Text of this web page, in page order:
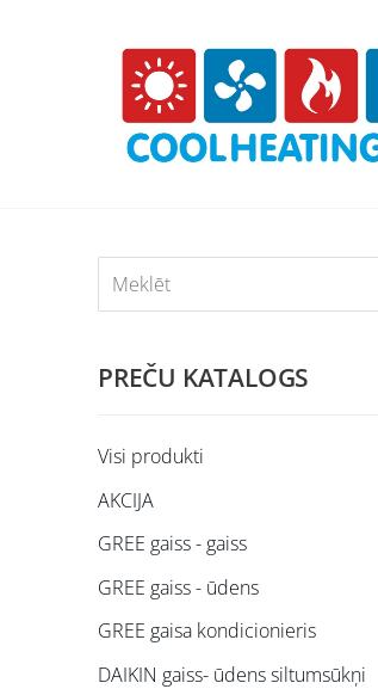
PREČU KATALOGS
Visi produkti
AKCIJA
GREE gaiss - gaiss
GREE gaiss - ūdens
GREE gaisa kondicionieris
DAIKIN gaiss- ūdens siltumsūkņi